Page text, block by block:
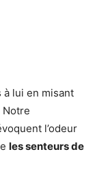
à lui en misant
Notre
l’odeur
les senteurs de